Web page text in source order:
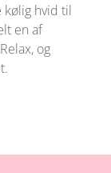
hvid til
en af
og